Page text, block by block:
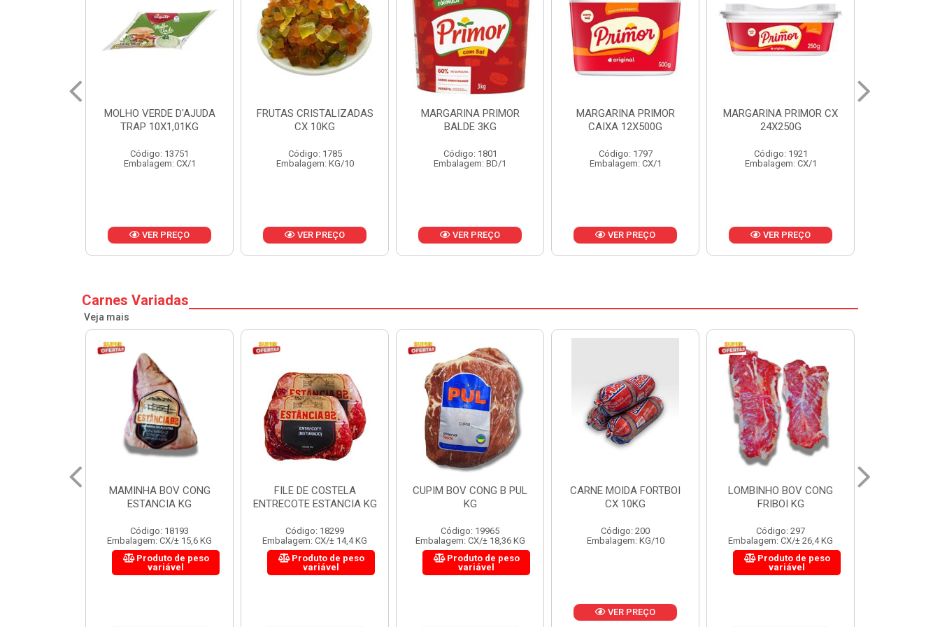
FRUTAS CRISTALIZADAS
CX 10KG
Código: 1785
Embalagem: KG/10
VER PREÇO
MARGARINA PRIMOR
BALDE 3KG
Código: 1801
Embalagem: BD/1
VER PREÇO
MARGARINA PRIMOR
CAIXA 12X500G
Código: 1797
Embalagem: CX/1
VER PREÇO
MARGARINA PRIMOR CX
24X250G
Código: 1921
Embalagem: CX/1
VER PREÇO
MARGARINA DELICIA
CAIXA 24X250G
Código: 6958
Embalagem: CX/1
VER PREÇO
Carnes Variadas
Veja mais
FILE DE COSTELA
ENTRECOTE ESTANCIA KG
Código: 18299
Embalagem: CX/± 14,4 KG
Produto de peso
variável
CUPIM BOV CONG B PUL
KG
Código: 19965
Embalagem: CX/± 18,36 KG
Produto de peso
variável
CARNE MOIDA FORTBOI
CX 10KG
Código: 200
Embalagem: KG/10
LOMBINHO BOV CONG
FRIBOI KG
Código: 297
Embalagem: CX/± 26,4 KG
FIGADO BOV CONG FRIBOI
KG
Código: 222
Embalagem: CX/± 30,12 KG
Produto de peso
variável